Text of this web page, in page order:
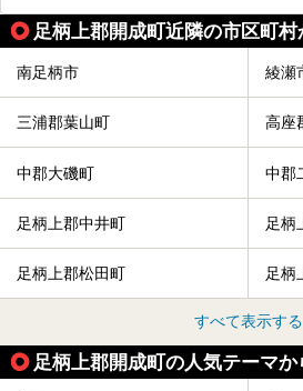
足柄上郡開成町近隣の市区町
南足柄市 綾瀬
三浦郡葉山町 高座
中郡大磯町 中郡
足柄上郡中井町 足柄
足柄上郡松田町 足柄
すべて表示する
足柄上郡開成町の人気テーマか